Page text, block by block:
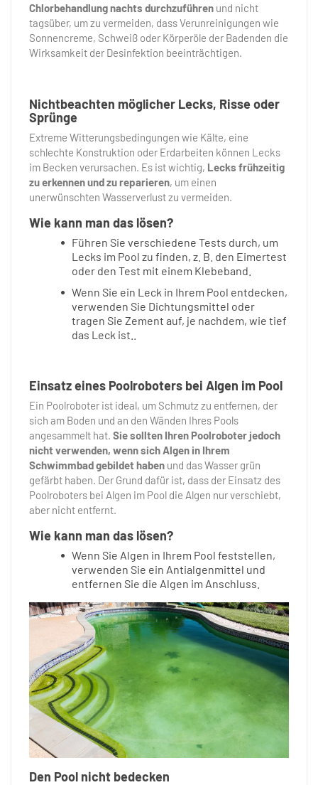
Chlorbehandlung nachts durchzuführen und nicht
tagsüber, um zu vermeiden, dass Verunreinigungen wie
Sonnencreme, Schweiß oder Körperöle der Badenden die
Wirksamkeit der Desinfektion beeinträchtigen.
Nichtbeachten möglicher Lecks, Risse oder
Sprünge
Extreme Witterungsbedingungen wie Kälte, eine
schlechte Konstruktion oder Erdarbeiten können Lecks
im Becken verursachen. Es ist wichtig, Lecks frühzeitig
zu erkennen und zu reparieren, um einen
unerwünschten Wasserverlust zu vermeiden.
Wie kann man das lösen?
Führen Sie verschiedene Tests durch, um
Lecks im Pool zu finden, z. B. den Eimertest
oder den Test mit einem Klebeband.
Wenn Sie ein Leck in Ihrem Pool entdecken,
verwenden Sie Dichtungsmittel oder
tragen Sie Zement auf, je nachdem, wie tief
das Leck ist..
Einsatz eines Poolroboters bei Algen im Pool
Ein Poolroboter ist ideal, um Schmutz zu entfernen, der
sich am Boden und an den Wänden Ihres Pools
angesammelt hat. Sie sollten Ihren Poolroboter jedoch
nicht verwenden, wenn sich Algen in Ihrem
Schwimmbad gebildet haben und das Wasser grün
gefärbt haben. Der Grund dafür ist, dass der Einsatz des
Poolroboters bei Algen im Pool die Algen nur verschiebt,
aber nicht entfernt.
Wie kann man das lösen?
Wenn Sie Algen in Ihrem Pool feststellen,
verwenden Sie ein Antialgenmittel und
entfernen Sie die Algen im Anschluss.
Den Pool nicht bedecken